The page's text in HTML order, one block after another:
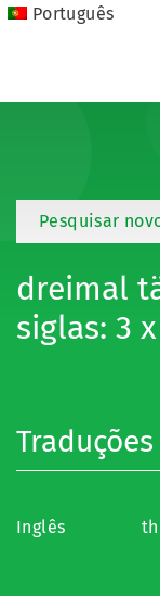
Português
Pesquisar
dreimal
siglas: 3
Traduções
Inglês